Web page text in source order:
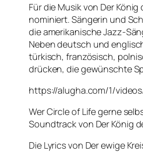
Für die Musik von Der König
nominiert. Sängerin und
die amerikanische Jazz-
Neben deutsch und
türkisch, französisch,
drücken, die gewünschte
https://alugha.com/1/
WerCircle of Lifegerne
Soundtrack von Der König
Die Lyrics von Der ewige